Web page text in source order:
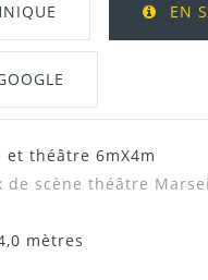
EN
et théâtre 6mX4m
de scène théâtre
mètres